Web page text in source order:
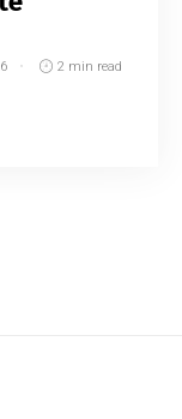
2 min read